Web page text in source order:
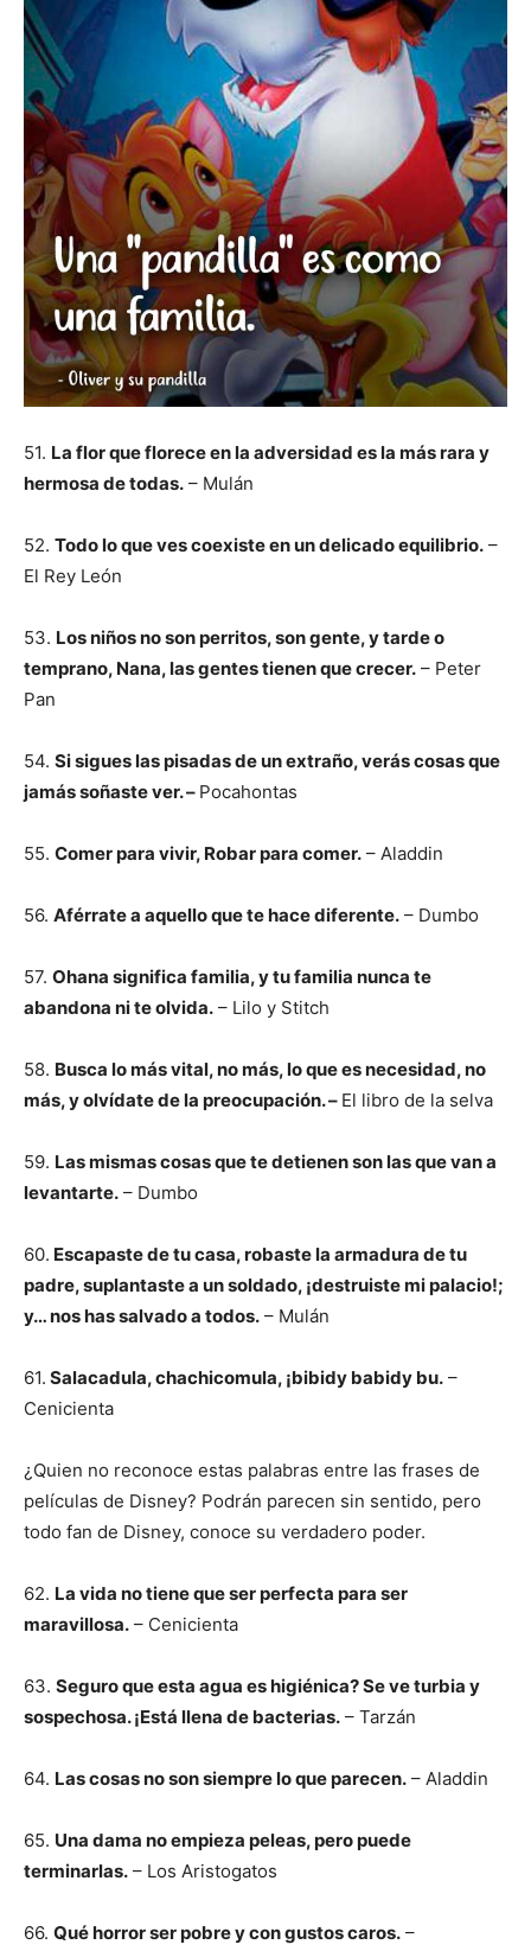
51. La flor que florece en la adversidad es la más rara y
hermosa de todas. – Mulán
52. Todo lo que ves coexiste en un delicado equilibrio. –
El Rey León
53. Los niños no son perritos, son gente, y tarde o
temprano, Nana, las gentes tienen que crecer. – Peter
Pan
54. Si sigues las pisadas de un extraño, verás cosas que
jamás soñaste ver. – Pocahontas
55. Comer para vivir, Robar para comer. – Aladdin
56. Aférrate a aquello que te hace diferente. – Dumbo
57. Ohana significa familia, y tu familia nunca te
abandona ni te olvida. – Lilo y Stitch
58. Busca lo más vital, no más, lo que es necesidad, no
más, y olvídate de la preocupación. – El libro de la selva
59. Las mismas cosas que te detienen son las que van a
levantarte. – Dumbo
60. Escapaste de tu casa, robaste la armadura de tu
padre, suplantaste a un soldado, ¡destruiste mi palacio!;
y… nos has salvado a todos. – Mulán
61. Salacadula, chachicomula, ¡bibidy babidy bu. –
Cenicienta
¿Quien no reconoce estas palabras entre las frases de
películas de Disney? Podrán parecen sin sentido, pero
todo fan de Disney, conoce su verdadero poder.
62. La vida no tiene que ser perfecta para ser
maravillosa. – Cenicienta
63. Seguro que esta agua es higiénica? Se ve turbia y
sospechosa. ¡Está llena de bacterias. – Tarzán
64. Las cosas no son siempre lo que parecen. – Aladdin
65. Una dama no empieza peleas, pero puede
terminarlas. – Los Aristogatos
66. Qué horror ser pobre y con gustos caros. –